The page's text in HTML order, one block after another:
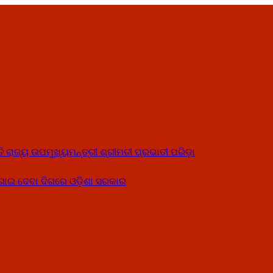
ଉପମୁଖ୍ୟମନ୍ତ୍ରୀ ଶ୍ରୀମତୀ ପ୍ରଭାତୀ ପରିଡ଼ା
ଦେବା ଦିଗରେ ଓଡ଼ିଶା ସରକାର